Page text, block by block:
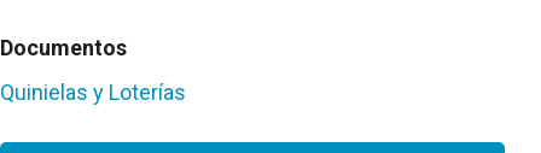
Documentos
Quinielas y Loterías